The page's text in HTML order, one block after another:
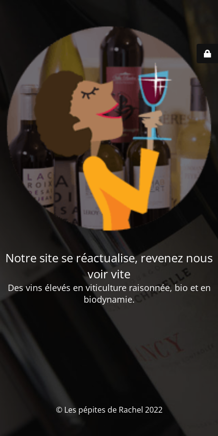
Notre site se réactualise, revenez nous
voir vite
Des vins élevés en viticulture raisonnée, bio et en
biodynamie.
© Les pépites de Rachel 2022